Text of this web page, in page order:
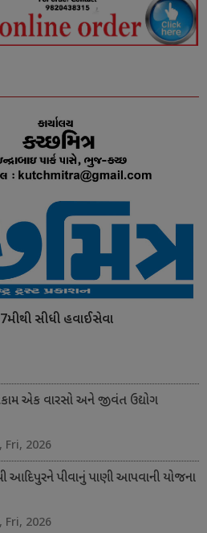
સીધી હવાઈસેવા
એક વારસો અને જીવંત ઉદ્યોગ
Fri, 2026
આદિપુરને પીવાનું પાણી આપવાની યોજના
Fri, 2026